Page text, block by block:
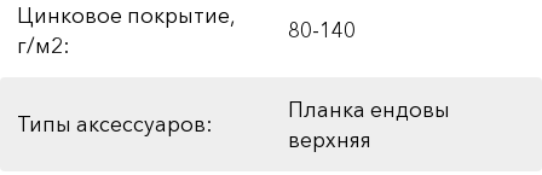
Цинковое покрытие,
г/м2:
80-140
Типы аксессуаров:
Планка ендовы
верхняя